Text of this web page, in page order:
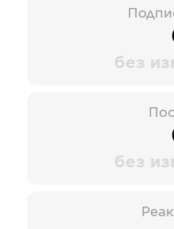
без
без